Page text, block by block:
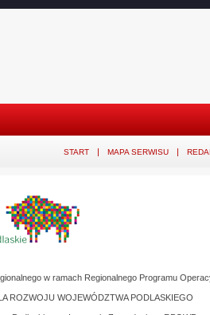
START MAPA SERWISU
w ramach Regionalnego Programu
ROZWOJU WOJEWÓDZTWA PODLASKIEGO